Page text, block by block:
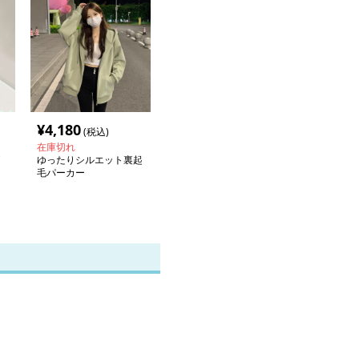
¥4,180(税込)
在庫切れ
ゆったりシルエット裏起
毛パーカー